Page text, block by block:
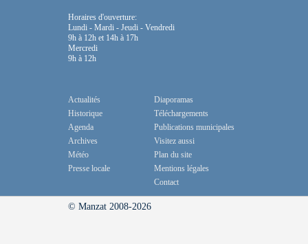
Horaires d'ouverture:
Lundi - Mardi - Jeudi - Vendredi
9h à 12h et 14h à 17h
Mercredi
9h à 12h
Actualités
Historique
Agenda
Archives
Météo
Presse locale
Diaporamas
Téléchargements
Publications municipales
Visitez aussi
Plan du site
Mentions légales
Contact
© Manzat 2008-2026